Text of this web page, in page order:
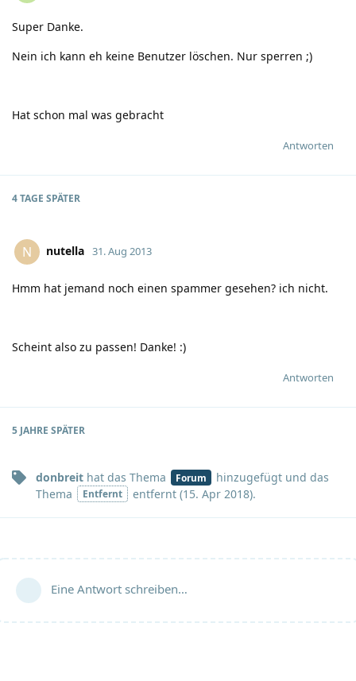
Super Danke.
Nein ich kann eh keine Benutzer löschen. Nur sperren ;)
Hat schon mal was gebracht
Antworten
4 TAGE SPÄTER
N nutella 31. Aug 2013
Hmm hat jemand noch einen spammer gesehen? ich nicht.
Scheint also zu passen! Danke! :)
Antworten
5 JAHRE SPÄTER
donbreit hat das Thema Forum hinzugefügt und das
Thema
Entfernt entfernt (15. Apr 2018).
Eine Antwort schreiben…